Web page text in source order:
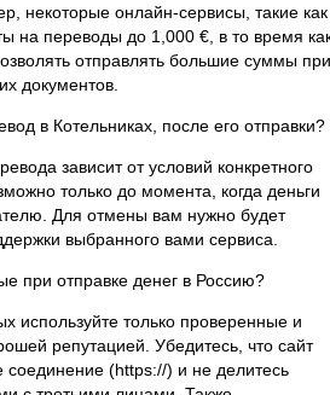
некоторые онлайн-сервисы, такие как
на переводы до 1,000 €, в то время
отправлять большие суммы при
документов.
в Котельниках, после его отправки?
зависит от условий конкретного
только до момента, когда деньги
Для отмены вам нужно будет
выбранного вами сервиса.
при отправке денег в Россию?
используйте только проверенные и
репутацией. Убедитесь, что сайт
(https://) и не делитесь